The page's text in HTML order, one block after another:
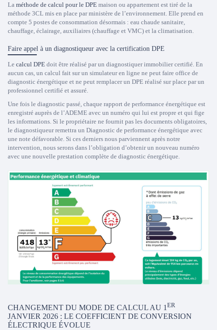
Trustpilot
La méthode de calcul pour le DPE maison ou appartement est tiré de la
méthode 3CL mis en place par ministère de l’environnement. Elle prend en
compte 5 postes de consommation désormais : eau chaude sanitaire,
chauffage, éclairage, auxiliaires (chauffage et VMC) et la climatisation.
Faire appel à un diagnostiqueur avec la certification DPE
Le calcul DPE doit être réalisé par un diagnostiquer immobilier certifié. En
aucun cas, un calcul fait sur un simulateur en ligne ne peut faire office de
diagnostic énergétique et ne peut remplacer un DPE réalisé sur place par un
professionnel certifié et assuré.
Une fois le diagnostic passé, chaque rapport de performance énergétique est
enregistré auprès de l’ADEME avec un numéro qui lui est propre et qui fige
les informations. Si le propriétaire ne fournit pas les documents obligatoires,
le diagnostiqueur remettra un Diagnostic de performance énergétique avec
une note défavorable. Si ces derniers nous parviennent après notre
intervention, nous serons dans l’obligation d’obtenir un nouveau numéro
avec une nouvelle prestation complète de diagnostic énergétique.
CHANGEMENT DU MODE DE CALCUL AU 1 ER
JANVIER 2026 : LE COEFFICIENT DE CONVERSION
ÉLECTRIQUE ÉVOLUE